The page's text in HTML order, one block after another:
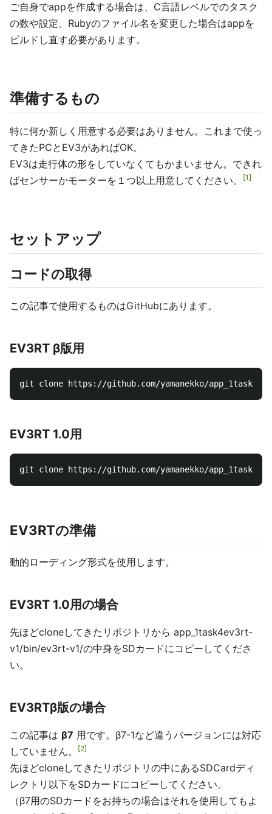
ご自身でappを作成する場合は、C言語レベルでのタスク
の数や設定、Rubyのファイル名を変更した場合はappを
ビルドし直す必要があります。
準備するもの
特に何か新しく用意する必要はありません。これまで使っ
てきたPCとEV3があればOK。
EV3は走行体の形をしていなくてもかまいません。できれ
ばセンサーかモーターを１つ以上用意してください。
1
セットアップ
コードの取得
この記事で使用するものはGitHubにあります。
EV3RT β版用
EV3RT 1.0用
EV3RTの準備
動的ローディング形式を使用します。
EV3RT 1.0用の場合
先ほどcloneしてきたリポジトリから app_1task4ev3rt-
v1/bin/ev3rt-v1/の中身をSDカードにコピーしてくださ
い。
EV3RTβ版の場合
この記事は β7 用です。β7-1など違うバージョンには対応
していません。
2
先ほどcloneしてきたリポジトリの中にあるSDCardディ
レクトリ以下をSDカードにコピーしてください。
（β7用のSDカードをお持ちの場合はそれを使用してもよ